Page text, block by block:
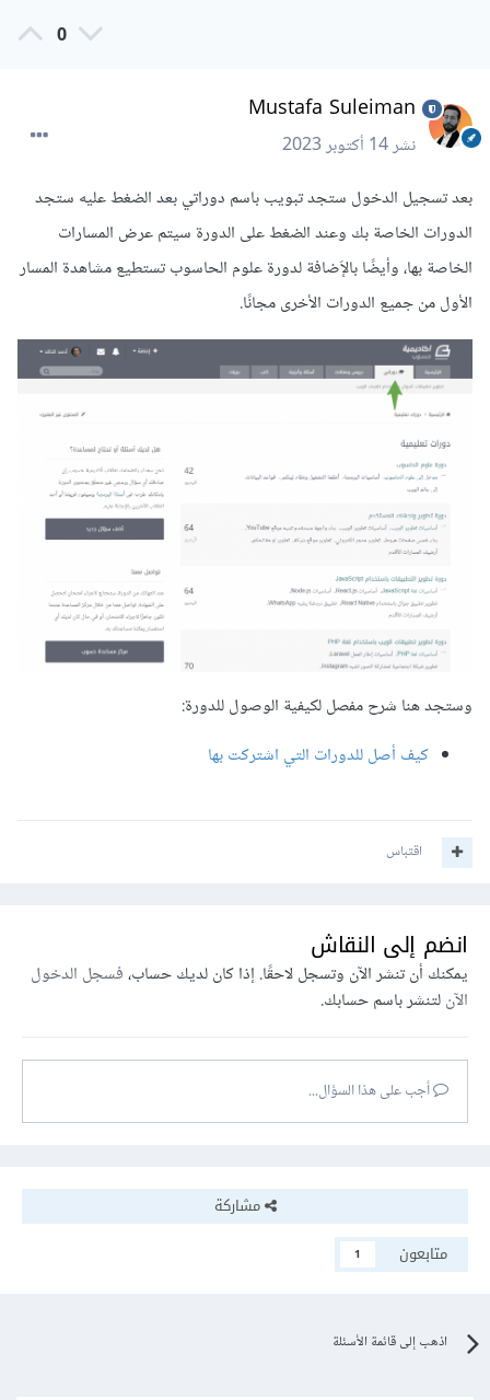
0
Mustafa Suleiman
نشر14 أكتوبر 2023
بعد تسجيل الدخول ستجد تبويب باسم دوراتي بعد الضغط عليه ستجد
الدورات الخاصة بك وعند الضغط على الدورة سيتم عرض المسارات
الخاصة بها، وأيضًا بالإَضافة لدورة علوم الحاسوب تستطيع مشاهدة المسار
الأول من جميع الدورات الأخرى مجانًا.
وستجد هنا شرح مفصل لكيفية الوصول للدورة:
كيف أصل للدورات التي اشتركت بها
اقتباس
انضم إلى النقاش
يمكنك أن تنشر الآن وتسجل لاحقًا. إذا كان لديك حساب،فسجل الدخول
الآنلتنشر باسم حسابك.
أجب على هذا السؤال...
مشاركة
متابعون
1
اذهب إلى قائمة الأسئلة